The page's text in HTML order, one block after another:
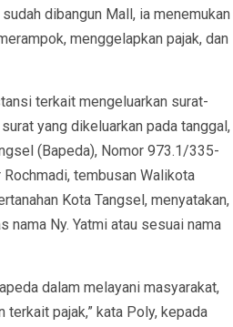
dibangun Mall, ia menemukan
menggelapkan pajak, dan
terkait mengeluarkan surat-
yang dikeluarkan pada tanggal,
(Bapeda), Nomor 973.1/335-
Rochmadi, tembusan Walikota
Kota Tangsel, menyatakan,
nama Ny. Yatmi atau sesuai nama
dalam melayani masyarakat,
pajak,” kata Poly, kepada